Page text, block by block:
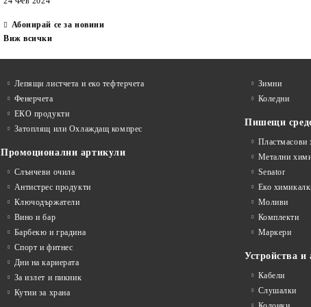
Абонирай се за новини
Виж всички
Лепящи листчета и еко тефтeрчета
Фенерчета
ЕКО продукти
Затоплящ или Охлаждащ компрес
Промоционални артикули
Слънчеви очила
Антистрес продукти
Ключодържатели
Вино и бар
Барбекю и градина
Спорт и фитнес
Дни на кариерата
За излет и пикник
Кутии за храна
Зимни
Коледни
Пишещи
Пластмасови
Метални
Senator
Еко
Моливи
Комплекти
Маркери
Устройства и
Кабели
Слушалки